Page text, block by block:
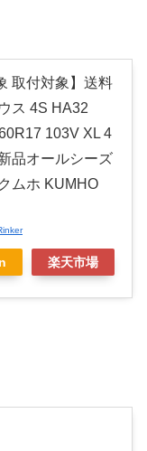
取付対象】送料
ス 4S HA32
103V XL 4
品オールシーズ
ムホ KUMHO
楽天市場